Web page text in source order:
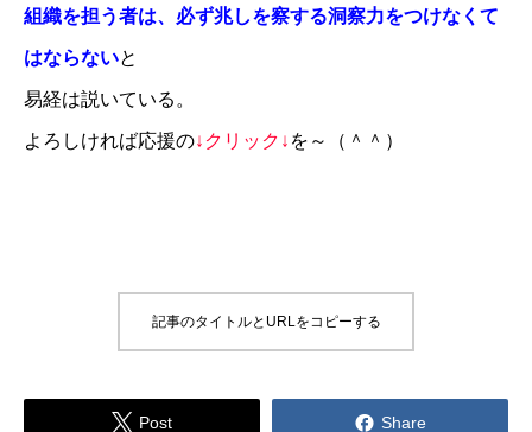
組織を担う者は、必ず兆しを察する洞察力をつけなくて
はならないと
易経は説いている。
よろしければ応援の↓クリック↓ を～（＾＾）
記事のタイトルとURLをコピーする
 Post  Share